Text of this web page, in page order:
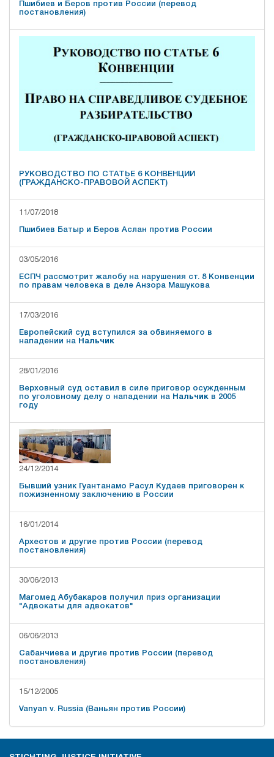
Пшибиев и Беров против России (перевод
постановления)
РУКОВОДСТВО ПО СТАТЬЕ 6 КОНВЕНЦИИ
(ГРАЖДАНСКО-ПРАВОВОЙ АСПЕКТ)
11/07/2018
Пшибиев Батыр и Беров Аслан против России
03/05/2016
ЕСПЧ рассмотрит жалобу на нарушения ст. 8 Конвенции
по правам человека в деле Анзора Машукова
17/03/2016
Европейский суд вступился за обвиняемого в
нападении на Нальчик
28/01/2016
Верховный суд оставил в силе приговор осужденным
по уголовному делу о нападении на Нальчик в 2005
году
24/12/2014
Бывший узник Гуантанамо Расул Кудаев приговорен к
пожизненному заключению в России
16/01/2014
Архестов и другие против России (перевод
постановления)
30/06/2013
Магомед Абубакаров получил приз организации
"Адвокаты для адвокатов"
06/06/2013
Сабанчиева и другие против России (перевод
постановления)
15/12/2005
Vanyan v. Russia (Ваньян против России)